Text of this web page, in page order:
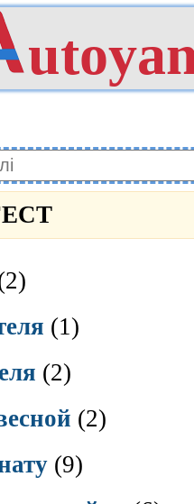
(1)
(2)
(2)
(9)